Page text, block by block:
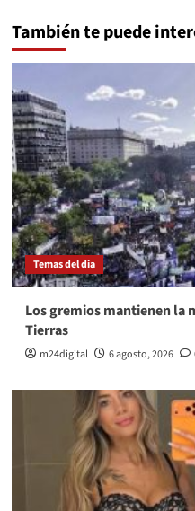
También te puede
Temas del dia
Los gremios mantienen la
Tierras
m24digital 6 agosto, 2026